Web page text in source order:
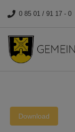
0 85 01 / 91 17 - 0
Download